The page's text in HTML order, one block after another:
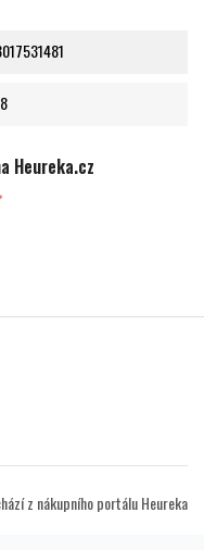
Heureka.cz
z nákupního portálu Heureka